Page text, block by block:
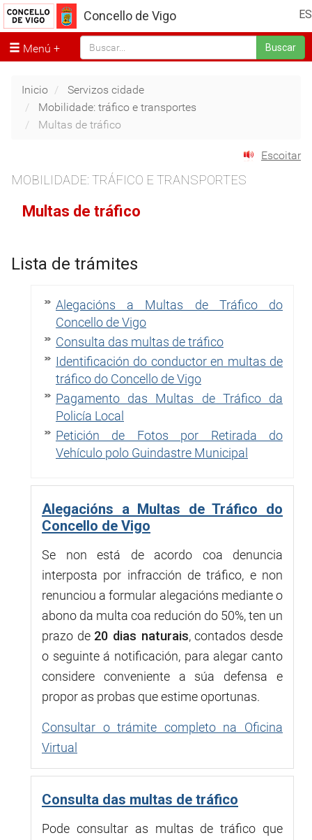
ES
Concello de Vigo
Menú Buscar
Inicio
Servizos cidade
Mobilidade: tráfico e transportes
Multas de tráfico
Escoitar
MOBILIDADE: TRÁFICO E TRANSPORTES
Multas de tráfico
Lista de trámites
Alegacións a Multas de Tráfico do
Concello de Vigo
Consulta das multas de tráfico
Identificación do conductor en multas de
tráfico do Concello de Vigo
Pagamento das Multas de Tráfico da
Policía Local
Petición de Fotos por Retirada do
Vehículo polo Guindastre Municipal
Alegacións a Multas de Tráfico do
Concello de Vigo
Se non está de acordo coa denuncia
interposta por infracción de tráfico, e non
renunciou a formular alegacións mediante o
abono da multa coa redución do 50%, ten un
prazo de 20 dias naturais, contados desde
o seguinte á notificación, para alegar canto
considere conveniente a súa defensa e
propor as probas que estime oportunas.
Consultar o trámite completo na Oficina
Virtual
Consulta das multas de tráfico
Pode consultar as multas de tráfico que